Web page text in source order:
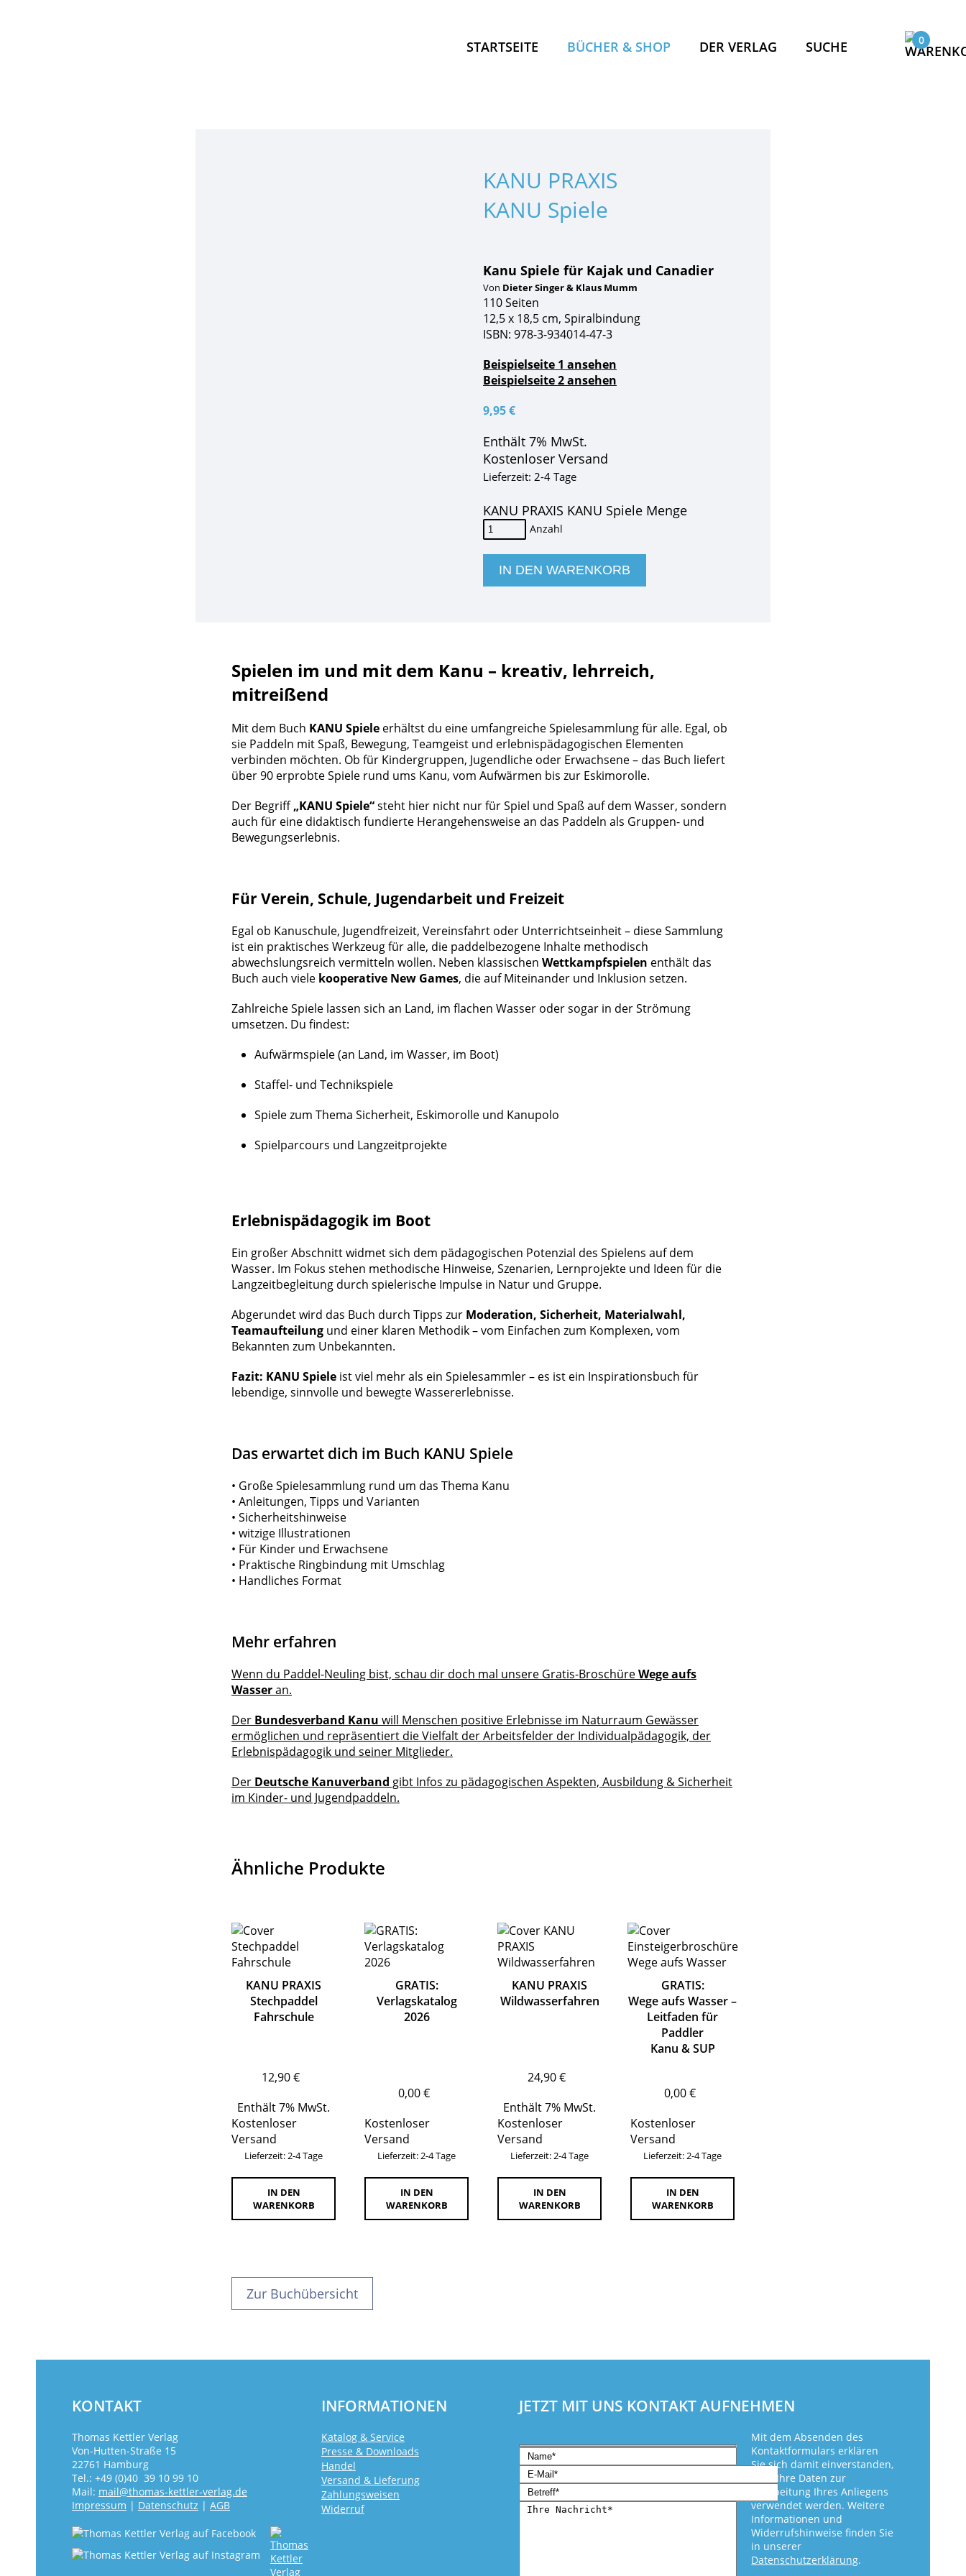
STARTSEITE BÜCHER & SHOP
KANU KOMPASS
OUTDOOR KOMPASS
DER VERLAG SUCHE 0
KANU PRAXIS
KANU Spiele
Kanu Spiele für Kajak und Canadier
Von Dieter Singer & Klaus Mumm
110 Seiten
12,5 x 18,5 cm, Spiralbindung
ISBN: 978-3-934014-47-3
Beispielseite 1 ansehen
Beispielseite 2 ansehen
9,95€
Enthält 7% MwSt.
Kostenloser Versand
Lieferzeit: 2-4 Tage
KANU PRAXIS KANU Spiele Menge
IN DEN WARENKORB
Spielen im und mit dem Kanu – kreativ, lehrreich,
mitreißend
Mit dem Buch KANU Spiele erhältst du eine umfangreiche Spielesammlung für alle. Egal, ob
sie Paddeln mit Spaß, Bewegung, Teamgeist und erlebnispädagogischen Elementen
verbinden möchten. Ob für Kindergruppen, Jugendliche oder Erwachsene – das Buch liefert
über 90 erprobte Spiele rund ums Kanu, vom Aufwärmen bis zur Eskimorolle.
Der Begriff„KANU Spiele“steht hier nicht nur für Spiel und Spaß auf dem Wasser, sondern
auch für eine didaktisch fundierte Herangehensweise an das Paddeln als Gruppen- und
Bewegungserlebnis.
Für Verein, Schule, Jugendarbeit und Freizeit
Egal ob Kanuschule, Jugendfreizeit, Vereinsfahrt oder Unterrichtseinheit – diese Sammlung
ist ein praktisches Werkzeug für alle, die paddelbezogene Inhalte methodisch
abwechslungsreich vermitteln wollen. Neben klassischen Wettkampfspielen enthält das
Buch auch viele kooperative New Games, die auf Miteinander und Inklusion setzen.
Zahlreiche Spiele lassen sich an Land, im flachen Wasser oder sogar in der Strömung
umsetzen. Du findest:
Aufwärmspiele (an Land, im Wasser, im Boot)
Staffel- und Technikspiele
Spiele zum Thema Sicherheit, Eskimorolle und Kanupolo
Spielparcours und Langzeitprojekte
Erlebnispädagogik im Boot
Ein großer Abschnitt widmet sich dem pädagogischen Potenzial des Spielens auf dem
Wasser. Im Fokus stehen methodische Hinweise, Szenarien, Lernprojekte und Ideen für die
Langzeitbegleitung durch spielerische Impulse in Natur und Gruppe.
Abgerundet wird das Buch durch Tipps zur Moderation, Sicherheit, Materialwahl,
Teamaufteilung und einer klaren Methodik – vom Einfachen zum Komplexen, vom
Bekannten zum Unbekannten.
Fazit: KANU Spiele ist viel mehr als ein Spielesammler – es ist ein Inspirationsbuch für
lebendige, sinnvolle und bewegte Wassererlebnisse.
Das erwartet dich im Buch KANU Spiele
• Große Spielesammlung rund um das Thema Kanu
• Anleitungen, Tipps und Varianten
• Sicherheitshinweise
• witzige Illustrationen
• Für Kinder und Erwachsene
• Praktische Ringbindung mit Umschlag
• Handliches Format
Mehr erfahren
Wenn du Paddel-Neuling bist, schau dir doch mal unsere Gratis-BroschüreWege aufs
Wasseran.
Der Bundesverband Kanu will Menschen positive Erlebnisse im Naturraum Gewässer
ermöglichen und repräsentiert die Vielfalt der Arbeitsfelder der Individualpädagogik, der
Erlebnispädagogik und seiner Mitglieder.
Der Deutsche Kanuverband gibt Infos zu pädagogischen Aspekten, Ausbildung & Sicherheit
im Kinder- und Jugendpaddeln.
Ähnliche Produkte
KANU PRAXIS
Stechpaddel
Fahrschule
12,90€
Enthält 7% MwSt.
Kostenloser
Versand
Lieferzeit: 2-4 Tage
IN DEN
WARENKORB
GRATIS:
Verlagskatalog
2026
0,00€
Kostenloser
Versand
Lieferzeit: 2-4 Tage
IN DEN
WARENKORB
KANU PRAXIS
Wildwasserfahren
24,90€
Enthält 7% MwSt.
Kostenloser
Versand
Lieferzeit: 2-4 Tage
IN DEN
WARENKORB
GRATIS:
Wege aufs Wasser –
Leitfaden für
Paddler
Kanu & SUP
0,00€
Kostenloser
Versand
Lieferzeit: 2-4 Tage
IN DEN
WARENKORB
Zur Buchübersicht
KONTAKT
Thomas Kettler Verlag
Von-Hutten-Straße 15
22761 Hamburg
Tel.: +49 (0)40 39 10 99 10
Mail: mail@thomas-kettler-verlag.de
Impressum | Datenschutz | AGB
INFORMATIONEN
Katalog & Service
Presse & Downloads
Handel
Versand & Lieferung
Zahlungsweisen
Widerruf
JETZT MIT UNS KONTAKT AUFNEHMEN
Mit dem Absenden des
Kontaktformulars erklären
Sie sich damit einverstanden,
dass Ihre Daten zur
Bearbeitung Ihres Anliegens
verwendet werden. Weitere
Informationen und
Widerrufshinweise finden Sie
in unserer
Datenschutzerklärung.